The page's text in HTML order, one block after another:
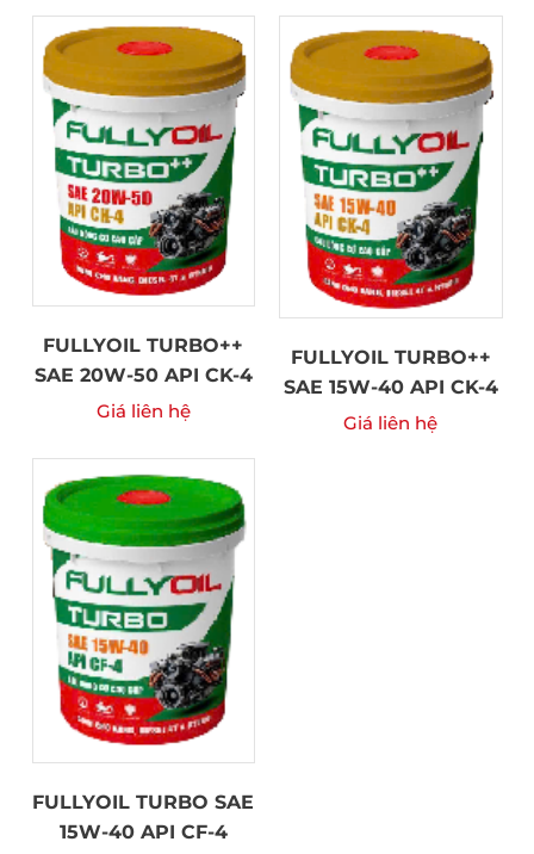
FULLYOIL TURBO++
SAE 20W-50 API CK-4
Giá liên hệ
FULLYOIL TURBO++
SAE 15W-40 API CK-4
Giá liên hệ
FULLYOIL TURBO SAE
15W-40 API CF-4